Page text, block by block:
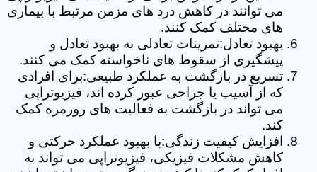
می توانند در کاهش درد های مزمن مرتبط با بیماری
های مختلف کمک کنند.
بهبود تعادل:تمرینات تعادلی به بهبود تعادل و
پیشگیری از سقوط های ناخواسته کمک می کنند.
تسریع در بازگشت به عملکرد طبیعی:برای افرادی
که از آسیب یا جراحی عبور کرده اند، فیزیوتراپی
می تواند در بازگشت به فعالیت های روزمره کمک
کند.
افزایش کیفیت زندگی:با بهبود عملکرد حرکتی و
کاهش مشکلات فیزیکی، فیزیوتراپی می تواند به